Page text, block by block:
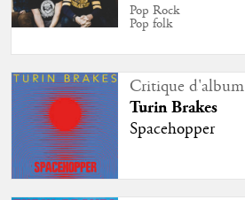
Pop Rock
Pop folk
Critique d'album
Turin Brakes
Spacehopper